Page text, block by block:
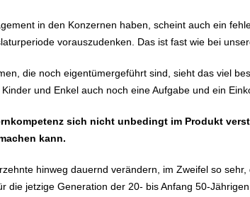
in den Konzernen haben, scheint auch ein
vorauszudenken. Das ist fast wie bei
die noch eigentümergeführt sind, sieht das viel
und Enkel auch noch eine Aufgabe und ein
sich nicht unbedingt im Produkt
kann.
hinweg dauernd verändern, im Zweifel so
die jetzige Generation der 20- bis Anfang 50-